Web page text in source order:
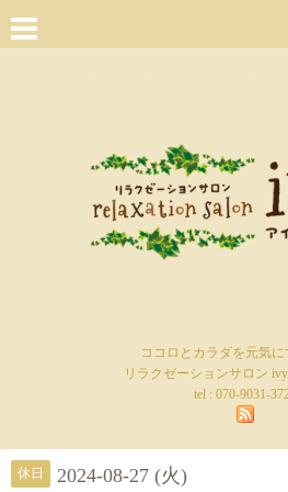
ココロとカラダを元気
リラクゼーションサロン ivy
tel : 070-9031-
休日 2024-08-27 (火)